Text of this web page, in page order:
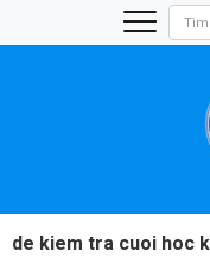
de kiem tra cuoi hoc